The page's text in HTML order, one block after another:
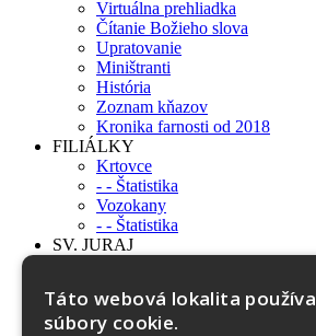
Virtuálna prehliadka
Čítanie Božieho slova
Upratovanie
Miništranti
História
Zoznam kňazov
Kronika farnosti od 2018
FILIÁLKY
Krtovce
- - Štatistika
Vozokany
- - Štatistika
SV. JURAJ
Virtuálna prehliadka
OZNAMY
Táto webová lokalita používa
súbory cookie.